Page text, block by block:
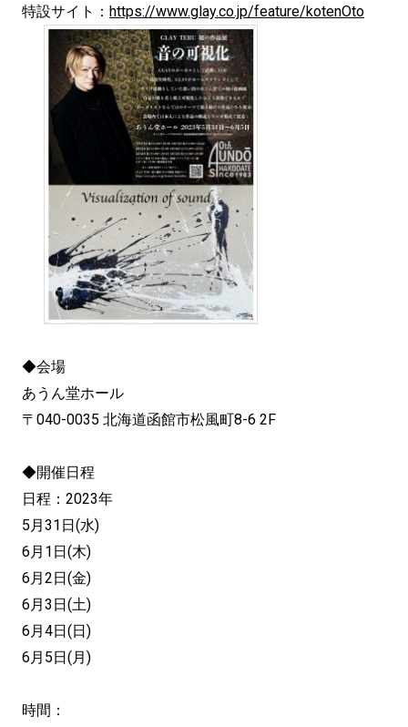
特設サイト： https://www.glay.co.jp/feature/kotenOto
◆会場
あうん堂ホール
〒040-0035 北海道函館市松風町8-6 2F
◆開催日程
日程：2023年
5月31日(水)
6月1日(木)
6月2日(金)
6月3日(土)
6月4日(日)
6月5日(月)
時間：